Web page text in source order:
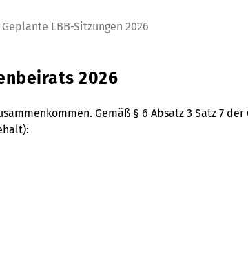
Geplante LBB-Sitzungen 2026
2026
Gemäß § 6 Absatz 3 Satz 7